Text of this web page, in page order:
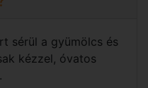
sérül a gyümölcs és
kézzel, óvatos